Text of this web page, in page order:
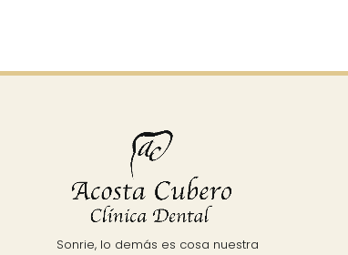
Sonrie, lo demás es cosa nuestra